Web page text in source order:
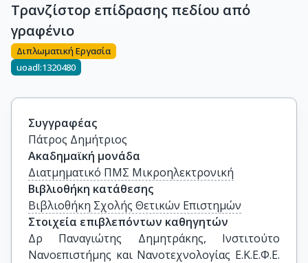
Τρανζίστορ επίδρασης πεδίου από
γραφένιο
Διπλωματική Εργασία
uoadl:1320480
Συγγραφέας
Πάτρος Δημήτριος
Ακαδημαϊκή μονάδα
Διατμηματικό ΠΜΣ Μικροηλεκτρονική
Βιβλιοθήκη κατάθεσης
Βιβλιοθήκη Σχολής Θετικών Επιστημών
Στοιχεία επιβλεπόντων καθηγητών
Δρ Παναγιώτης Δημητράκης, Ινστιτούτο
Νανοεπιστήμης και Νανοτεχνολογίας Ε.Κ.Ε.Φ.Ε.